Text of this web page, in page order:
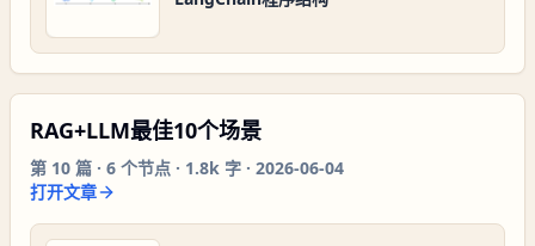
RAG+LLM最佳10个场景
第 10 篇 · 6 个节点 · 1.8k 字 · 2026-06-04
打开文章